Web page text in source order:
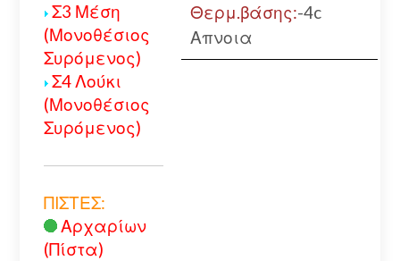
Σ3 Μέση
(Μονοθέσιος
Συρόμενος)
Σ4 Λούκι
(Μονοθέσιος
Συρόμενος)
ΠΙΣΤΕΣ:
Αρχαρίων
(Πίστα)
Θερμ.βάσης:-4c
Απνοια